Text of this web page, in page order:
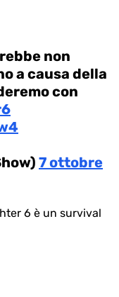
non
a causa della
con
7 ottobre
6 è un survival